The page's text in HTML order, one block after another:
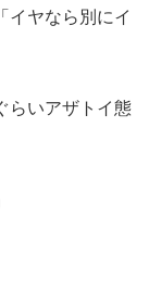
イヤなら別にイ
らいアザトイ態